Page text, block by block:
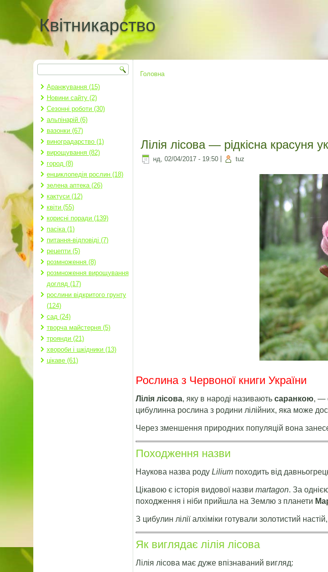
Квітникарство
Пошукова форма
Пошук
Аранжування (15)
Новини сайту (2)
Сезонні роботи (30)
альпінарій (6)
вазонки (67)
виноградарство (1)
вирощування (82)
город (8)
енциклопедія рослин (18)
зелена аптека (26)
кактуси (12)
квіти (55)
корисні поради (139)
пасіка (1)
питання-відповіді (7)
рецепти (5)
розмноження (8)
розмноження вирощування
догляд (17)
рослини відкритого грунту
(124)
сад (24)
творча майстерня (5)
троянди (21)
хвороби і шкідники (13)
цікаве (61)
Ви є тут
Головна
Лілія лісова — рідкісна красуня
нд, 02/04/2017 - 19:50 tuz
Рослина з Червоної книги України
Лілія лісова, яку в народі називаютьсаранкою, —
цибулинна рослина з родини лілійних, яка може
Через зменшення природних популяцій вона
Походження назви
Наукова назва родуLilium походить від
Цікавою є історія видової назвиmartagon. За
походження і ніби прийшла на Землю з планети
З цибулин лілії алхіміки готували золотистий
Як виглядає лілія лісова
Лілія лісова має дуже впізнаваний вигляд: